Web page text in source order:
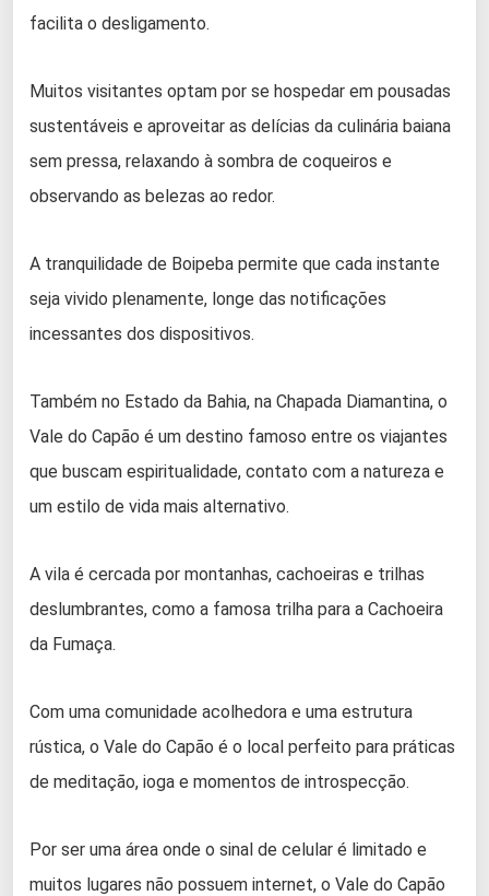
facilita o desligamento.
Muitos visitantes optam por se hospedar em pousadas
sustentáveis e aproveitar as delícias da culinária baiana
sem pressa, relaxando à sombra de coqueiros e
observando as belezas ao redor.
A tranquilidade de Boipeba permite que cada instante
seja vivido plenamente, longe das notificações
incessantes dos dispositivos.
Também no Estado da Bahia, na Chapada Diamantina, o
Vale do Capão é um destino famoso entre os viajantes
que buscam espiritualidade, contato com a natureza e
um estilo de vida mais alternativo.
A vila é cercada por montanhas, cachoeiras e trilhas
deslumbrantes, como a famosa trilha para a Cachoeira
da Fumaça.
Com uma comunidade acolhedora e uma estrutura
rústica, o Vale do Capão é o local perfeito para práticas
de meditação, ioga e momentos de introspecção.
Por ser uma área onde o sinal de celular é limitado e
muitos lugares não possuem internet, o Vale do Capão